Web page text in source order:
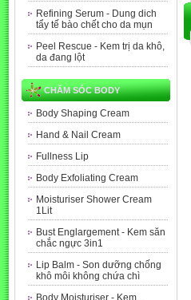
Refining Serum - Dung dich
tẩy tế bào chết cho da mụn
Peel Rescue - Kem trị da khô,
da đang lột
CHĂM SÓC BODY
Body Shaping Cream
Hand & Nail Cream
Fullness Lip
Body Exfoliating Cream
Moisturiser Shower Cream
1Lit
Bust Englargement - Kem săn
chắc ngực 3in1
Lip Balm - Son dưỡng chống
khô môi không chứa chì
Body Moisturiser - Kem